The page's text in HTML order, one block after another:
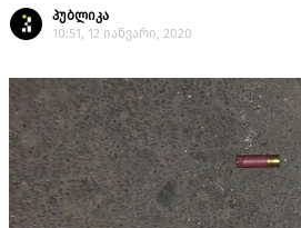
პუბლიკა
10:51, 12 იანვარი, 2020